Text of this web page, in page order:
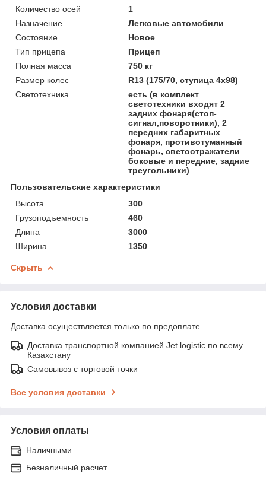
Количество осей
1
Назначение
Легковые автомобили
Состояние
Новое
Тип прицепа
Прицеп
Полная масса
750 кг
Размер колес
R13 (175/70, ступица 4х98)
Светотехника
есть (в комплект
светотехники входят 2
задних фонаря(стоп-
сигнал,поворотники), 2
передних габаритных
фонаря, противотуманный
фонарь, светоотражатели
боковые и передние, задние
треугольники)
Пользовательские характеристики
Высота
300
Грузоподъемность
460
Длина
3000
Ширина
1350
Скрыть
Условия доставки
Доставка осуществляется только по предоплате.
Доставка транспортной компанией Jet logistic по всему
Казахстану
Самовывоз с торговой точки
Все условия доставки
Условия оплаты
Наличными
Безналичный расчет